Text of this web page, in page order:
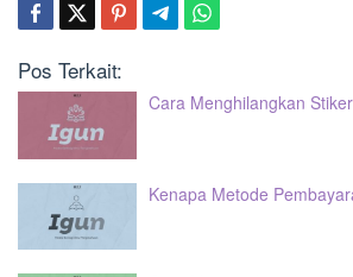
Pos Terkait:
Cara Menghilangkan
Kenapa Metode